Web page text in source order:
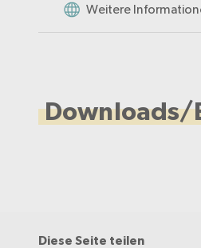
Weitere
Downloads/
Diese Seite teilen